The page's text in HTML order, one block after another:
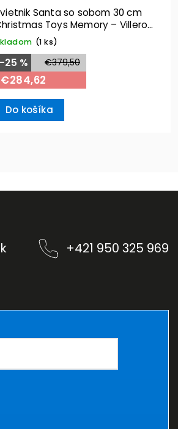
Santa so sobom 30 cm
Toys Memory – Villeroy
Boch
(1 ks)
€379,50
–25 %
€284,62
Do košíka
+421 950 325 969